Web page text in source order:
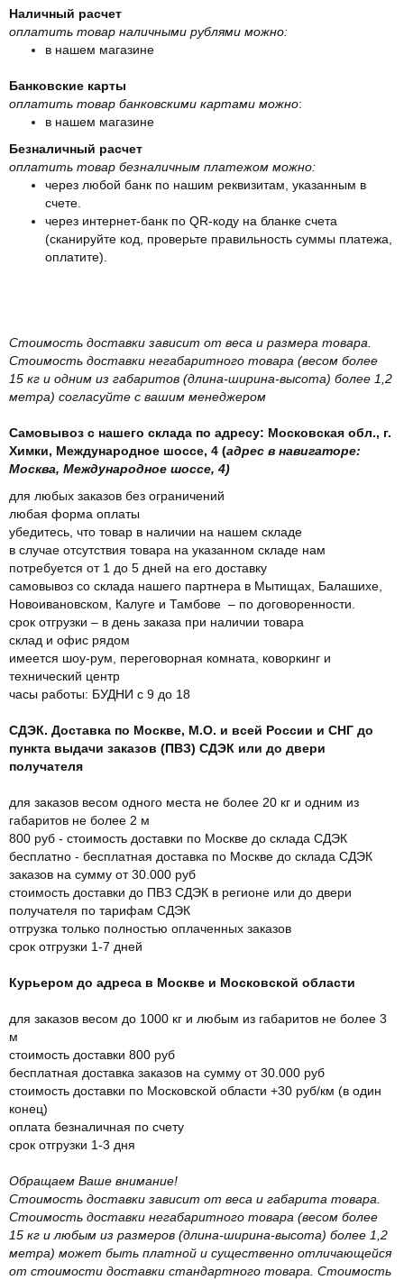
Наличный расчет
оплатить товар наличными рублями можно:
в нашем магазине
Банковские карты
оплатить товар банковскими картами можно:
в нашем магазине
Безналичный расчет
оплатить товар безналичным платежом можно:
через любой банк по нашим реквизитам, указанным в
счете.
через интернет-банк по QR-коду на бланке счета
(сканируйте код, проверьте правильность суммы платежа,
оплатите).
Стоимость доставки зависит от веса и размера товара.
Стоимость доставки негабаритного товара (весом более
15 кг и одним из габаритов (длина-ширина-высота) более 1,2
метра) согласуйте с вашим менеджером
Самовывоз с нашего склада по адресу: Московская обл., г.
Химки, Международное шоссе, 4 (адрес в навигаторе:
Москва, Международное шоссе, 4)
для любых заказов без ограничений
любая форма оплаты
убедитесь, что товар в наличии на нашем складе
в случае отсутствия товара на указанном складе нам
потребуется от 1 до 5 дней на его доставку
самовывоз со склада нашего партнера в Мытищах, Балашихе,
Новоивановском, Калуге и Тамбове – по договоренности.
срок отгрузки – в день заказа при наличии товара
склад и офис рядом
имеется шоу-рум, переговорная комната, коворкинг и
технический центр
часы работы: БУДНИ с 9 до 18
СДЭК. Доставка по Москве, М.О. и всей России и СНГ до
пункта выдачи заказов (ПВЗ) СДЭК или до двери
получателя
для заказов весом одного места не более 20 кг и одним из
габаритов не более 2 м
800 руб - стоимость доставки по Москве до склада СДЭК
бесплатно - бесплатная доставка по Москве до склада СДЭК
заказов на сумму от 30.000 руб
стоимость доставки до ПВЗ СДЭК в регионе или до двери
получателя по тарифам СДЭК
отгрузка только полностью оплаченных заказов
срок отгрузки 1-7 дней
Курьером до адреса в Москве и Московской области
для заказов весом до 1000 кг и любым из габаритов не более 3
м
стоимость доставки 800 руб
бесплатная доставка заказов на сумму от 30.000 руб
стоимость доставки по Московской области +30 руб/км (в один
конец)
оплата безналичная по счету
срок отгрузки 1-3 дня
Обращаем Ваше внимание!
Стоимость доставки зависит от веса и габарита товара.
Стоимость доставки негабаритного товара (весом более
15 кг и любым из размеров (длина-ширина-высота) более 1,2
метра) может быть платной и существенно отличающейся
от стоимости доставки стандартного товара. Стоимость